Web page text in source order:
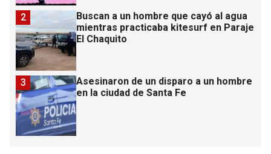
Buscan a un hombre que cayó al agua
mientras practicaba kitesurf en Paraje
El Chaquito
2
Asesinaron de un disparo a un hombre
en la ciudad de Santa Fe
3